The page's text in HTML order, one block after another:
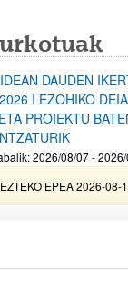
DAUDEN
I EZOHIKO
PROIEKTU
2026/08/07 -
EPEA 2026-08-
2026